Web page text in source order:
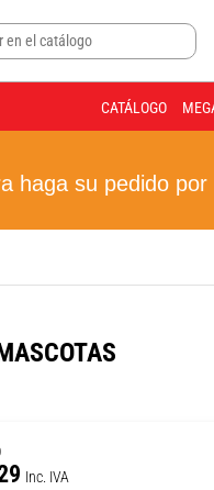
CATÁLOGO
haga su pedido por
Inc. IVA